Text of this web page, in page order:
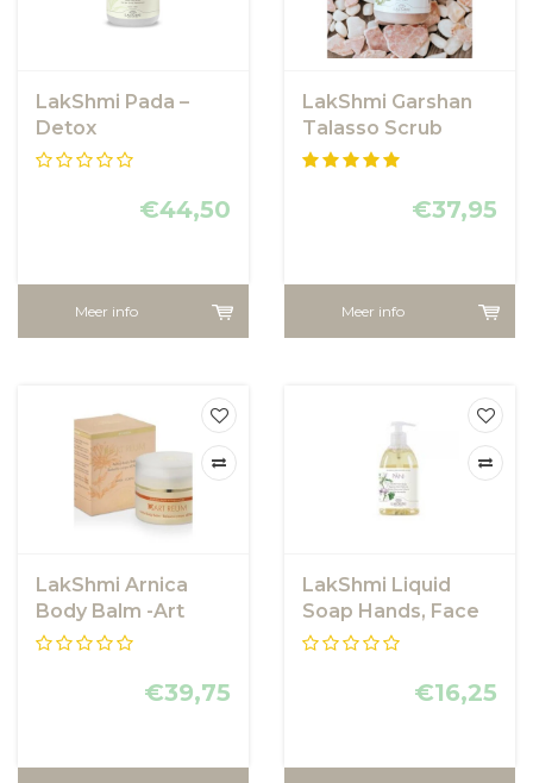
LakShmi Pada –
Detox
Magnesiumzout |
€44,50
Meer info
LakShmi Garshan
Talasso Scrub
€37,95
Meer info
LakShmi Arnica
Body Balm -Art
Reum
€39,75
LakShmi Liquid
Soap Hands, Face
& Body
€16,25